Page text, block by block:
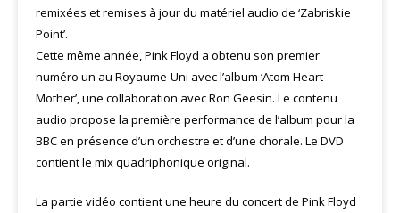
remixées et remises à jour du matériel audio de ‘Zabriskie
Point’.
Cette même année, Pink Floyd a obtenu son premier
numéro un au Royaume-Uni avec l’album ‘Atom Heart
Mother’, une collaboration avec Ron Geesin. Le contenu
audio propose la première performance de l’album pour la
BBC en présence d’un orchestre et d’une chorale. Le DVD
contient le mix quadriphonique original.
La partie vidéo contient une heure du concert de Pink Floyd